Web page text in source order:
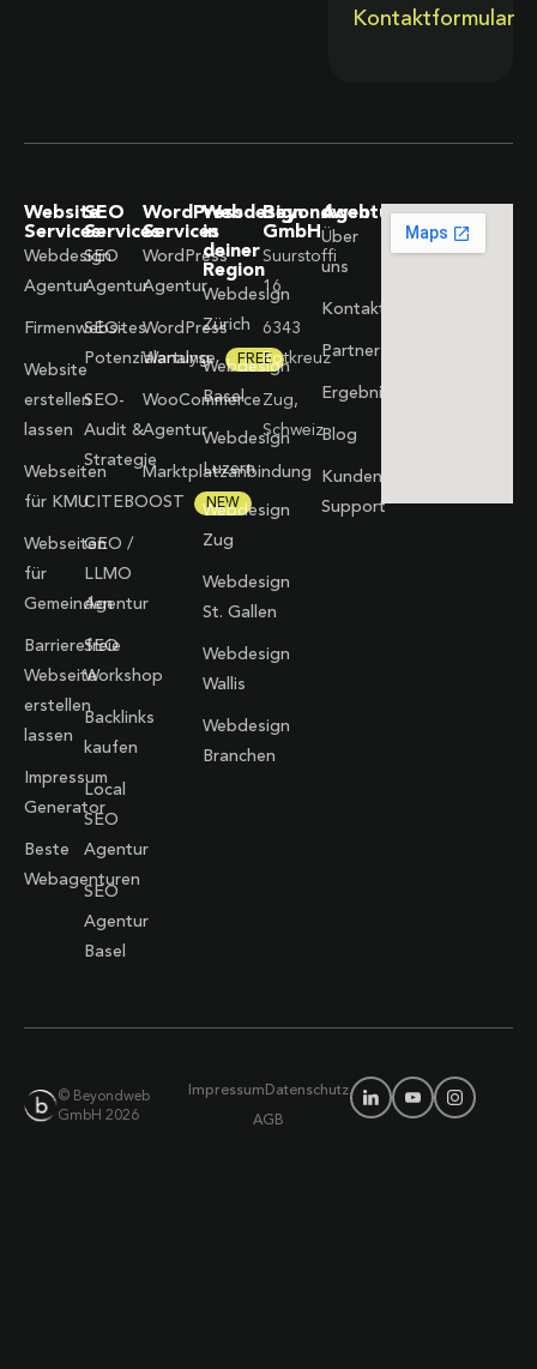
Kontaktformular
Website
Services
Webdesign
Agentur
Firmenwebsites
Website
erstellen
lassen
Webseiten
für KMU
Webseiten
für
Gemeinden
Barrierefreie
Webseite
erstellen
lassen
Impressum
Generator
Beste
Webagenturen
SEO
Services
SEO
Agentur
SEO-
Potenzialanalyse
FREE
SEO-
Audit &
Strategie
CITEBOOST NEW
GEO /
LLMO
Agentur
SEO
Workshop
Backlinks
kaufen
Local
SEO
Agentur
SEO
Agentur
Basel
WordPress
Services
WordPress
Agentur
WordPress
Wartung
WooCommerce
Agentur
Marktplatzanbindung
Webdesign
in
deiner
Region
Webdesign
Zürich
Webdesign
Basel
Webdesign
Luzern
Webdesign
Zug
Webdesign
St. Gallen
Webdesign
Wallis
Webdesign
Branchen
Beyondweb
GmbH
Suurstoffi
16
6343
Rotkreuz
Zug,
Schweiz
Agentur
Über
uns
Kontakt
Partner
Ergebnisse
Blog
Kunden-
Support
© Beyondweb
GmbH 2026
Impressum Datenschutz
AGB